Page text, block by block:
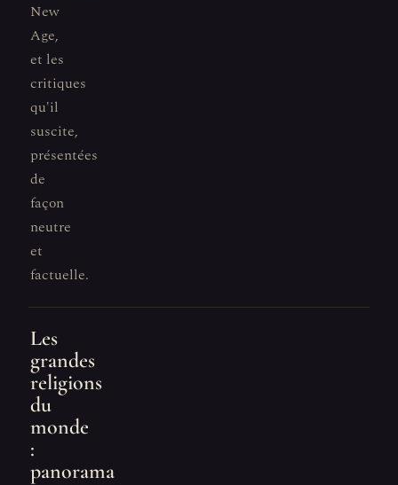
New
Age,
et les
critiques
qu'il
suscite,
présentées
de
façon
neutre
et
factuelle.
Les
grandes
religions
du
monde
:
panorama